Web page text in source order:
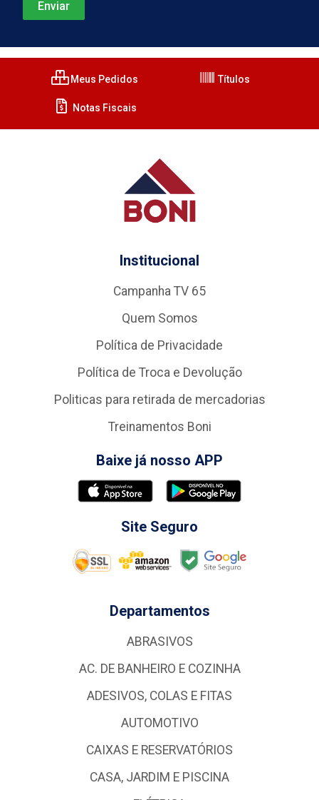
Meus Pedidos Títulos
Notas Fiscais
Institucional
Campanha TV 65
Quem Somos
Política de Privacidade
Política de Troca e Devolução
Politicas para retirada de mercadorias
Treinamentos Boni
Baixe já nosso APP
Site Seguro
Departamentos
ABRASIVOS
AC. DE BANHEIRO E COZINHA
ADESIVOS, COLAS E FITAS
AUTOMOTIVO
CAIXAS E RESERVATÓRIOS
CASA, JARDIM E PISCINA